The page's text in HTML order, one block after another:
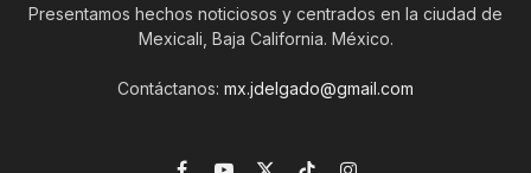
Presentamos hechos noticiosos y centrados en la ciudad de
Mexicali, Baja California. México.
Contáctanos: mx.jdelgado@gmail.com